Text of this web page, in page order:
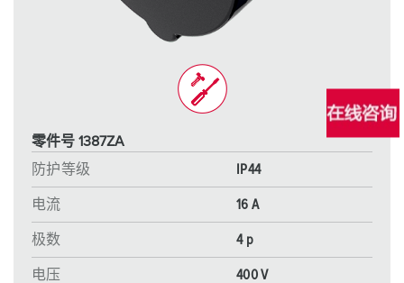
零件号 1387ZA
防护等级
IP44
电流 16 A
极数 4 p
电压 400 V